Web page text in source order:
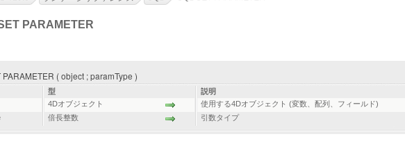
PARAMETER
PARAMETER ( object ; paramType )
型
説明
4Dオブジェクト
使用する4Dオブジェクト (変数、配列、フィールド)
倍長整数 引数タイプ